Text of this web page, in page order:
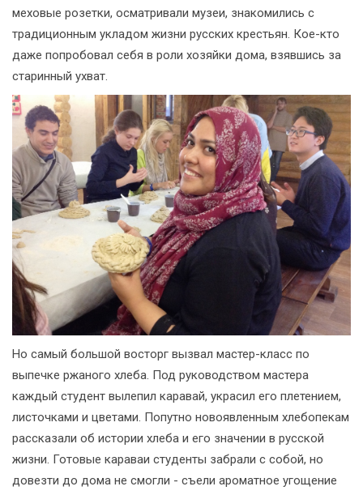
меховые розетки, осматривали музеи, знакомились с
традиционным укладом жизни русских крестьян. Кое-кто
даже попробовал себя в роли хозяйки дома, взявшись за
старинный ухват.
Но самый большой восторг вызвал мастер-класс по
выпечке ржаного хлеба. Под руководством мастера
каждый студент вылепил каравай, украсил его плетением,
листочками и цветами. Попутно новоявленным хлебопекам
рассказали об истории хлеба и его значении в русской
жизни. Готовые караваи студенты забрали с собой, но
довезти до дома не смогли - съели ароматное угощение